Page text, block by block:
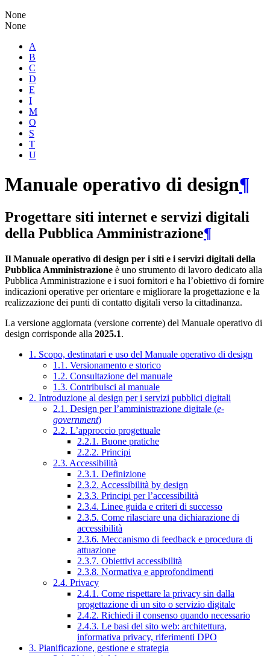
None
None
A
B
C
D
E
I
M
O
S
T
U
Manuale operativo di design¶
Progettare siti internet e servizi digitali
della Pubblica Amministrazione¶
Il Manuale operativo di design per i siti e i servizi digitali della
Pubblica Amministrazione è uno strumento di lavoro dedicato alla
Pubblica Amministrazione e i suoi fornitori e ha l’obiettivo di fornire
indicazioni operative per orientare e migliorare la progettazione e la
realizzazione dei punti di contatto digitali verso la cittadinanza.
La versione aggiornata (versione corrente) del Manuale operativo di
design corrisponde alla 2025.1.
1. Scopo, destinatari e uso del Manuale operativo di design
1.1. Versionamento e storico
1.2. Consultazione del manuale
1.3. Contribuisci al manuale
2. Introduzione al design per i servizi pubblici digitali
2.1. Design per l’amministrazione digitale (e-
government)
2.2. L’approccio progettuale
2.2.1. Buone pratiche
2.2.2. Principi
2.3. Accessibilità
2.3.1. Definizione
2.3.2. Accessibilità by design
2.3.3. Principi per l’accessibilità
2.3.4. Linee guida e criteri di successo
2.3.5. Come rilasciare una dichiarazione di
accessibilità
2.3.6. Meccanismo di feedback e procedura di
attuazione
2.3.7. Obiettivi accessibilità
2.3.8. Normativa e approfondimenti
2.4. Privacy
2.4.1. Come rispettare la privacy sin dalla
progettazione di un sito o servizio digitale
2.4.2. Richiedi il consenso quando necessario
2.4.3. Le basi del sito web: architettura,
informativa privacy, riferimenti DPO
3. Pianificazione, gestione e strategia